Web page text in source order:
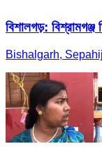
বিশালগড়: বিশ্রামগঞ্জ
Bishalgarh,